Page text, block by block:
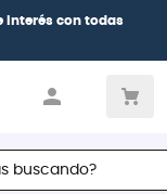
interés con todas